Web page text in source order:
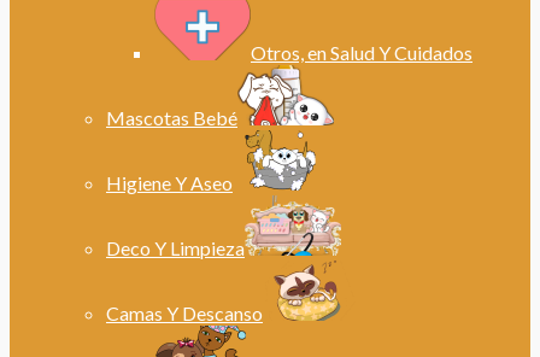
Otros, en Salud Y Cuidados
Mascotas Bebé
Higiene Y Aseo
Deco Y Limpieza
Camas Y Descanso